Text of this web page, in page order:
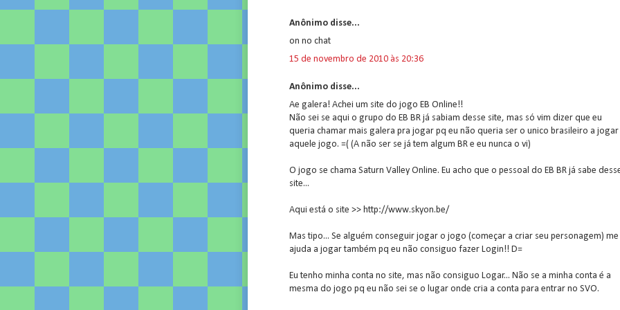
Anônimo disse...
on no chat
15 de novembro de 2010 às 20:36
Anônimo disse...
Ae galera! Achei um site do jogo EB Online!!
Não sei se aqui o grupo do EB BR já sabiam desse site, mas só vim dizer que eu
queria chamar mais galera pra jogar pq eu não queria ser o unico brasileiro a jogar
aquele jogo. =( (A não ser se já tem algum BR e eu nunca o vi)
O jogo se chama Saturn Valley Online. Eu acho que o pessoal do EB BR já sabe
site...
Aqui está o site >> http://www.skyon.be/
Mas tipo... Se alguém conseguir jogar o jogo (começar a criar seu personagem) me
ajuda a jogar também pq eu não consiguo fazer Login!! D=
Eu tenho minha conta no site, mas não consiguo Logar... Não se a minha conta é a
mesma do jogo pq eu não sei se o lugar onde cria a conta para entrar no SVO.